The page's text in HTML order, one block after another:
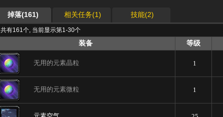
掉落(161) 相关任务(1) 技能(2)
共有161个, 当前显示第1-30个
装备 等级
无用的元素晶粒 1
无用的元素微粒 1